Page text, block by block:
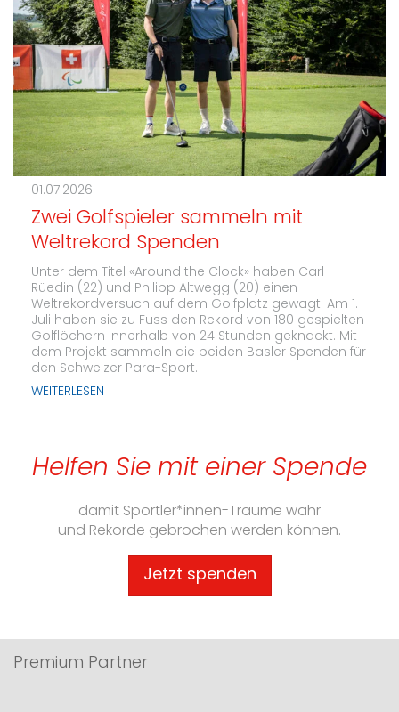
01.07.2026
Zwei Golfspieler sammeln mit
Weltrekord Spenden
Unter dem Titel «Around the Clock» haben Carl
Rüedin (22) und Philipp Altwegg (20) einen
Weltrekordversuch auf dem Golfplatz gewagt. Am 1.
Juli haben sie zu Fuss den Rekord von 180 gespielten
Golflöchern innerhalb von 24 Stunden geknackt. Mit
dem Projekt sammeln die beiden Basler Spenden für
den Schweizer Para-Sport.
WEITERLESEN
Helfen Sie mit einer Spende
damit Sportler*innen-Träume wahr
und Rekorde gebrochen werden können.
Jetzt spenden
Premium Partner